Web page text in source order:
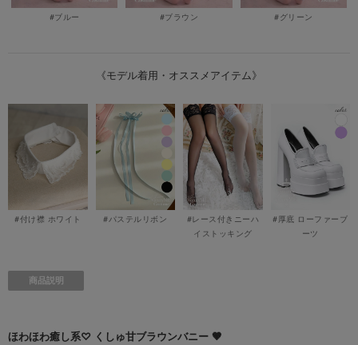
#ブルー #ブラウン #グリーン
《モデル着用・オススメアイテム》
#付け襟 ホワイト #パステルリボン
#レース付きニーハ
イストッキング
#厚底 ローファーブ
ーツ
商品説明
ほわほわ癒し系♡ くしゅ甘ブラウンバニー 🤎